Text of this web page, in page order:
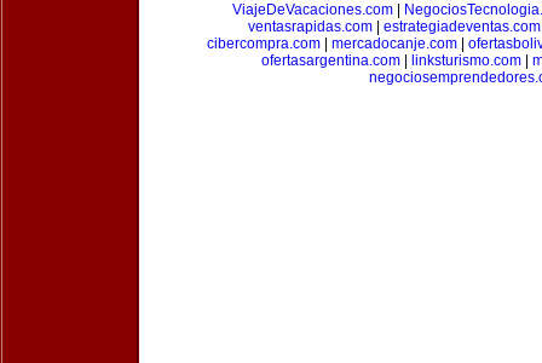
ViajeDeVacaciones.com
ventasrapidas.com
estrategiadeventas.com
cibercompra.com| mercadocanje.com|
ofertasargentina.com| linksturismo.com|